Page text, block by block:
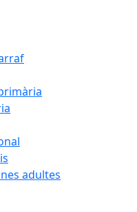
adultes